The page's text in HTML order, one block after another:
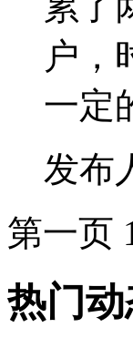
户，
一定
发布
第一页
热门